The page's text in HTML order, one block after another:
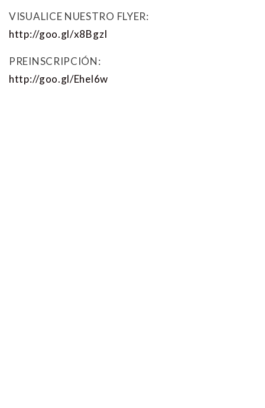
VISUALICE NUESTRO FLYER:
http://goo.gl/x8BgzI
PREINSCRIPCIÓN:
http://goo.gl/Ehel6w